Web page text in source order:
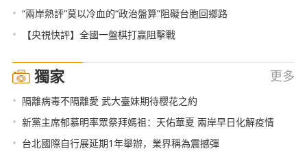
• “兩岸熱評”莫以冷血的“政治盤算”阻礙台胞回鄉路
• 【央視快評】全國一盤棋打贏阻擊戰
獨家 更多
• 隔離病毒不隔離愛 武大臺妹期待櫻花之約
• 新黨主席郁慕明率眾祭拜媽祖：天佑華夏 兩岸早日化解疫情
• 台北國際自行展延期1年舉辦，業界稱為震撼彈